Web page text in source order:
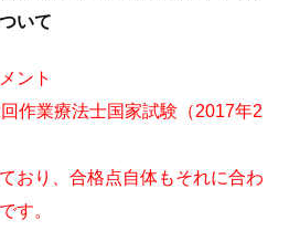
いて
ント
業療法士国家試験（2017年2
り、合格点自体もそれに合わ
す。